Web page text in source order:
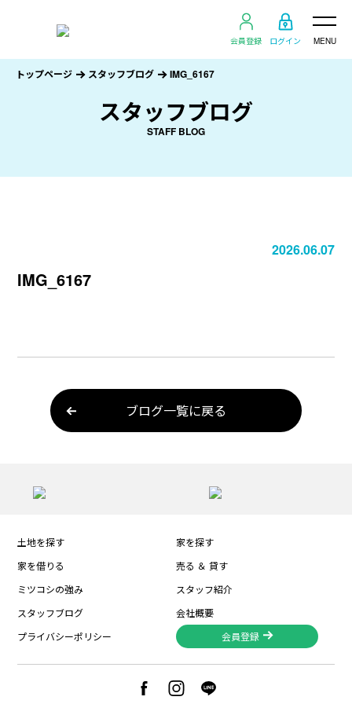
会員登録 ログイン MENU
スタッフブログ
STAFF BLOG
トップページ スタッフブログ IMG_6167
2026.06.07
IMG_6167
ブログ一覧に戻る
土地を探す
家を探す
家を借りる
売る ＆ 貸す
ミツコシの強み
スタッフ紹介
スタッフブログ
会社概要
プライバシーポリシー
会員登録